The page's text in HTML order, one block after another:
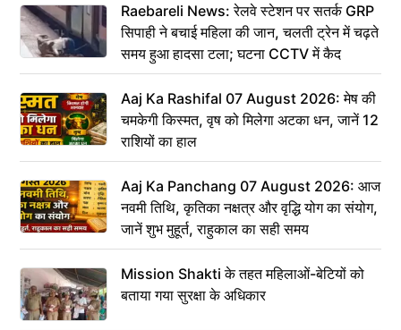
Raebareli News: रेलवे स्टेशन पर सतर्क GRP
सिपाही ने बचाई महिला की जान, चलती ट्रेन में चढ़ते
समय हुआ हादसा टला; घटना CCTV में कैद
Aaj Ka Rashifal 07 August 2026: मेष की
चमकेगी किस्मत, वृष को मिलेगा अटका धन, जानें 12
राशियों का हाल
Aaj Ka Panchang 07 August 2026: आज
नवमी तिथि, कृतिका नक्षत्र और वृद्धि योग का संयोग,
जानें शुभ मुहूर्त, राहुकाल का सही समय
Mission Shakti के तहत महिलाओं-बेटियों को
बताया गया सुरक्षा के अधिकार